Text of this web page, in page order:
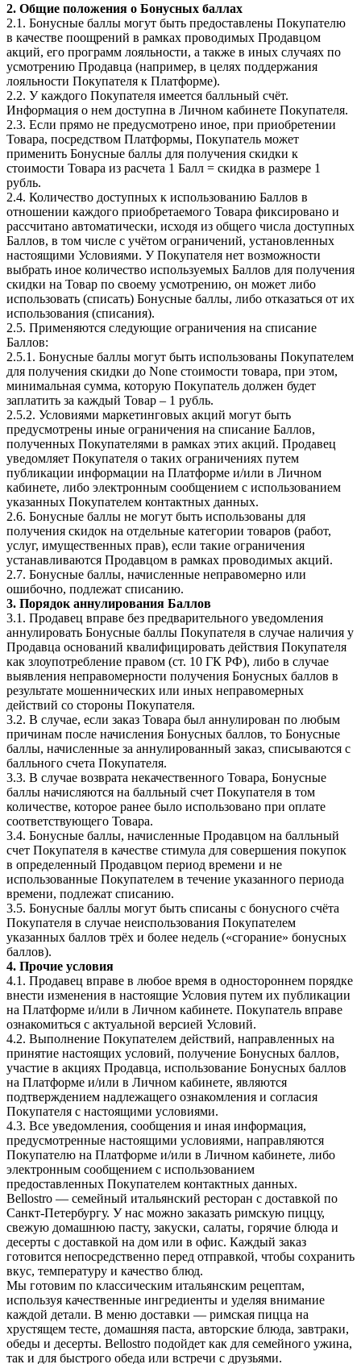
2. Общие положения о Бонусных баллах
2.1. Бонусные баллы могут быть предоставлены Покупателю
в качестве поощрений в рамках проводимых Продавцом
акций, его программ лояльности, а также в иных случаях по
усмотрению Продавца (например, в целях поддержания
лояльности Покупателя к Платформе).
2.2. У каждого Покупателя имеется балльный счёт.
Информация о нем доступна в Личном кабинете Покупателя.
2.3. Если прямо не предусмотрено иное, при приобретении
Товара, посредством Платформы, Покупатель может
применить Бонусные баллы для получения скидки к
стоимости Товара из расчета 1 Балл = скидка в размере 1
рубль.
2.4. Количество доступных к использованию Баллов в
отношении каждого приобретаемого Товара фиксировано и
рассчитано автоматически, исходя из общего числа доступных
Баллов, в том числе с учётом ограничений, установленных
настоящими Условиями. У Покупателя нет возможности
выбрать иное количество используемых Баллов для получения
скидки на Товар по своему усмотрению, он может либо
использовать (списать) Бонусные баллы, либо отказаться от их
использования (списания).
2.5. Применяются следующие ограничения на списание
Баллов:
2.5.1. Бонусные баллы могут быть использованы Покупателем
для получения скидки до None стоимости товара, при этом,
минимальная сумма, которую Покупатель должен будет
заплатить за каждый Товар – 1 рубль.
2.5.2. Условиями маркетинговых акций могут быть
предусмотрены иные ограничения на списание Баллов,
полученных Покупателями в рамках этих акций. Продавец
уведомляет Покупателя о таких ограничениях путем
публикации информации на Платформе и/или в Личном
кабинете, либо электронным сообщением с использованием
указанных Покупателем контактных данных.
2.6. Бонусные баллы не могут быть использованы для
получения скидок на отдельные категории товаров (работ,
услуг, имущественных прав), если такие ограничения
устанавливаются Продавцом в рамках проводимых акций.
2.7. Бонусные баллы, начисленные неправомерно или
ошибочно, подлежат списанию.
3. Порядок аннулирования Баллов
3.1. Продавец вправе без предварительного уведомления
аннулировать Бонусные баллы Покупателя в случае наличия у
Продавца оснований квалифицировать действия Покупателя
как злоупотребление правом (ст. 10 ГК РФ), либо в случае
выявления неправомерности получения Бонусных баллов в
результате мошеннических или иных неправомерных
действий со стороны Покупателя.
3.2. В случае, если заказ Товара был аннулирован по любым
причинам после начисления Бонусных баллов, то Бонусные
баллы, начисленные за аннулированный заказ, списываются с
балльного счета Покупателя.
3.3. В случае возврата некачественного Товара, Бонусные
баллы начисляются на балльный счет Покупателя в том
количестве, которое ранее было использовано при оплате
соответствующего Товара.
3.4. Бонусные баллы, начисленные Продавцом на балльный
счет Покупателя в качестве стимула для совершения покупок
в определенный Продавцом период времени и не
использованные Покупателем в течение указанного периода
времени, подлежат списанию.
3.5. Бонусные баллы могут быть списаны с бонусного счёта
Покупателя в случае неиспользования Покупателем
указанных баллов трёх и более недель («сгорание» бонусных
баллов).
4. Прочие условия
4.1. Продавец вправе в любое время в одностороннем порядке
внести изменения в настоящие Условия путем их публикации
на Платформе и/или в Личном кабинете. Покупатель вправе
ознакомиться с актуальной версией Условий.
4.2. Выполнение Покупателем действий, направленных на
принятие настоящих условий, получение Бонусных баллов,
участие в акциях Продавца, использование Бонусных баллов
на Платформе и/или в Личном кабинете, являются
подтверждением надлежащего ознакомления и согласия
Покупателя с настоящими условиями.
4.3. Все уведомления, сообщения и иная информация,
предусмотренные настоящими условиями, направляются
Покупателю на Платформе и/или в Личном кабинете, либо
электронным сообщением с использованием
предоставленных Покупателем контактных данных.
Bellostro — семейный итальянский ресторан с доставкой по
Санкт-Петербургу. У нас можно заказать римскую пиццу,
свежую домашнюю пасту, закуски, салаты, горячие блюда и
десерты с доставкой на дом или в офис. Каждый заказ
готовится непосредственно перед отправкой, чтобы сохранить
вкус, температуру и качество блюд.
Мы готовим по классическим итальянским рецептам,
используя качественные ингредиенты и уделяя внимание
каждой детали. В меню доставки — римская пицца на
хрустящем тесте, домашняя паста, авторские блюда, завтраки,
обеды и десерты. Bellostro подойдет как для семейного ужина,
так и для быстрого обеда или встречи с друзьями.